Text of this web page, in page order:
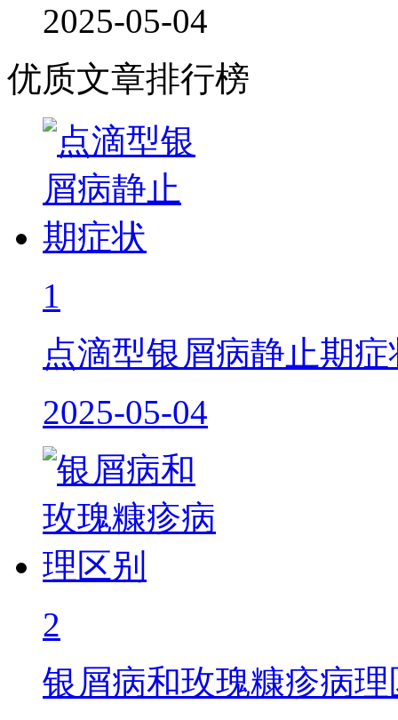
2025-05-04
优质文章排行榜
1
点滴型银屑病静止期症
2025-05-04
2
银屑病和玫瑰糠疹病理